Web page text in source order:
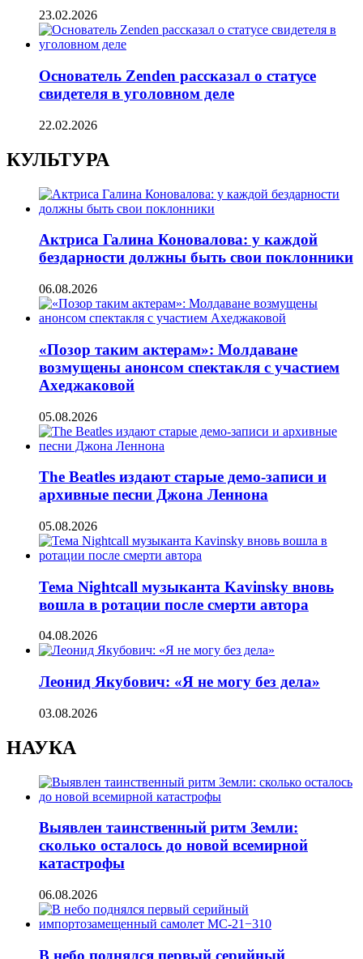
23.02.2026
Основатель Zenden рассказал о статусе
свидетеля в уголовном деле
22.02.2026
КУЛЬТУРА
Актриса Галина Коновалова: у каждой
бездарности должны быть свои поклонники
06.08.2026
«Позор таким актерам»: Молдаване
возмущены анонсом спектакля с участием
Ахеджаковой
05.08.2026
The Beatles издают старые демо-записи и
архивные песни Джона Леннона
05.08.2026
Тема Nightcall музыканта Kavinsky вновь
вошла в ротации после смерти автора
04.08.2026
Леонид Якубович: «Я не могу без дела»
03.08.2026
НАУКА
Выявлен таинственный ритм Земли:
сколько осталось до новой всемирной
катастрофы
06.08.2026
В небо поднялся первый серийный